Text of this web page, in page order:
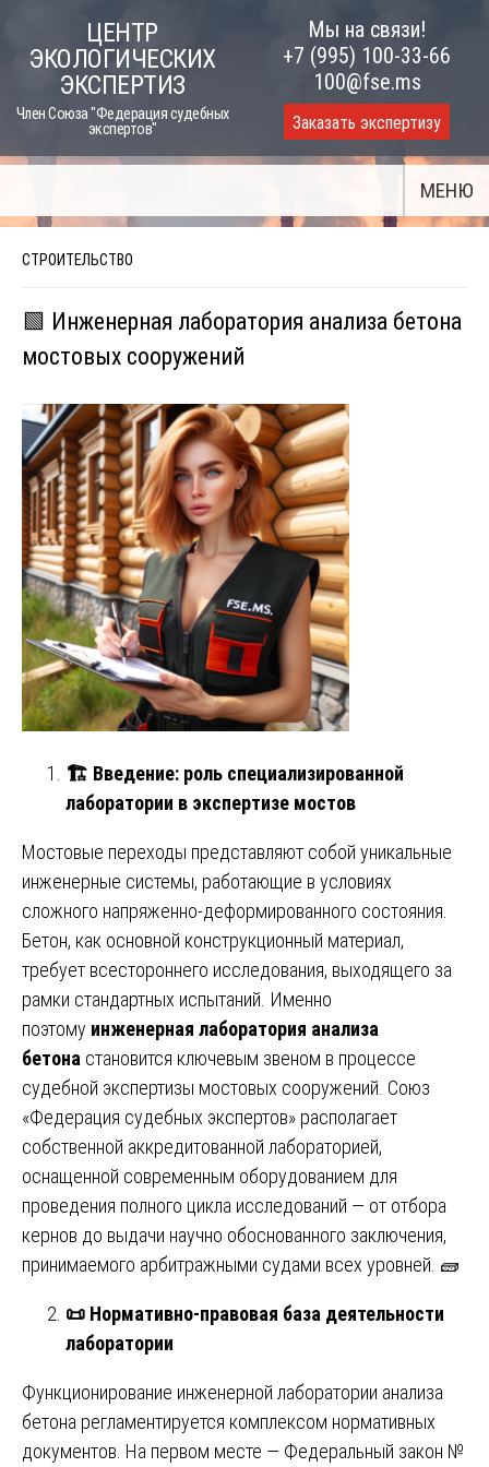
content
ЦЕНТР
ЭКОЛОГИЧЕСКИХ
ЭКСПЕРТИЗ
Член Союза "Федерация судебных
экспертов"
Мы на связи!
+7 (995) 100-33-66
100@fse.ms
Заказать экспертизу
МЕНЮ
СТРОИТЕЛЬСТВО
🟩 Инженерная лаборатория анализа бетона
мостовых сооружений
🏗 ️ Введение: роль специализированной
лаборатории в экспертизе мостов
Мостовые переходы представляют собой уникальные
инженерные системы, работающие в условиях
сложного напряженно-деформированного состояния.
Бетон, как основной конструкционный материал,
требует всестороннего исследования, выходящего за
рамки стандартных испытаний. Именно
поэтому инженерная лаборатория анализа
бетона становится ключевым звеном в процессе
судебной экспертизы мостовых сооружений. Союз
«Федерация судебных экспертов» располагает
собственной аккредитованной лабораторией,
оснащенной современным оборудованием для
проведения полного цикла исследований — от отбора
кернов до выдачи научно обоснованного заключения,
принимаемого арбитражными судами всех уровней. 🧱
📜 Нормативно-правовая база деятельности
лаборатории
Функционирование инженерной лаборатории анализа
бетона регламентируется комплексом нормативных
документов. На первом месте — Федеральный закон №